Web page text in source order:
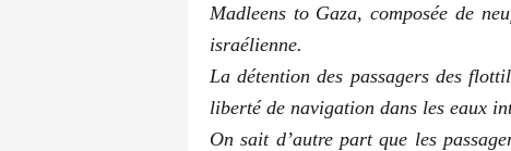
Madleens to Gaza, composée de
israélienne.
La détention des passagers des
liberté de navigation dans les eaux
On sait d’autre part que les